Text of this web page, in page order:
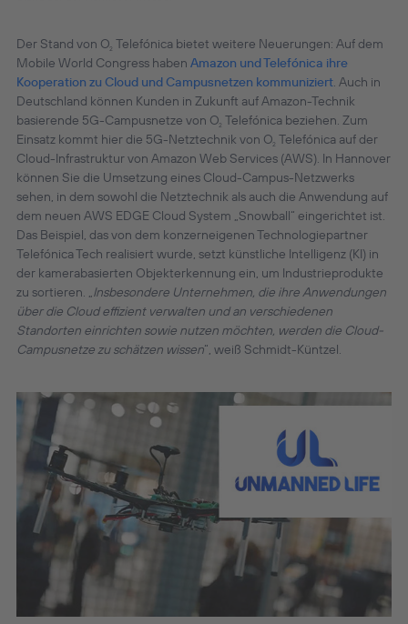
Der Stand von O2 Telefónica bietet weitere Neuerungen: Auf dem
Mobile World Congress haben Amazon und Telefónica ihre
Kooperation zu Cloud und Campusnetzen kommuniziert. Auch in
Deutschland können Kunden in Zukunft auf Amazon-Technik
basierende 5G-Campusnetze von O2 Telefónica beziehen. Zum
Einsatz kommt hier die 5G-Netztechnik von O2 Telefónica auf der
Cloud-Infrastruktur von Amazon Web Services (AWS). In Hannover
können Sie die Umsetzung eines Cloud-Campus-Netzwerks
sehen, in dem sowohl die Netztechnik als auch die Anwendung auf
dem neuen AWS EDGE Cloud System „Snowball“ eingerichtet ist.
Das Beispiel, das von dem konzerneigenen Technologiepartner
Telefónica Tech realisiert wurde, setzt künstliche Intelligenz (KI) in
der kamerabasierten Objekterkennung ein, um Industrieprodukte
zu sortieren. „Insbesondere Unternehmen, die ihre Anwendungen
über die Cloud effizient verwalten und an verschiedenen
Standorten einrichten sowie nutzen möchten, werden die Cloud-
Campusnetze zu schätzen wissen“, weiß Schmidt-Küntzel.